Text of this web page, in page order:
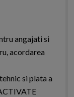
angajati si
acordarea
si plata a